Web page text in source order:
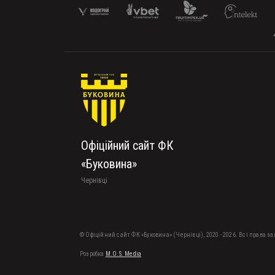
Офіційний сайт ФК
«Буковина»
Чернівці
© Офіційний сайт ФК «Буковина» (Чернівці), 2020 - 2026. Всі права
Розробка M.O.S. Media